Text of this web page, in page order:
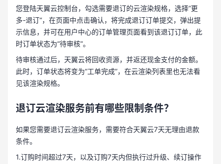
您登陆天翼云控制台，勾选需要退订的云渲染规格，选择”更
多-退订“，在页面中点击确认，将完成退订订单提交，弹出提
示信息，并可在用户中心的订单管理页面看到该退订订单，此
时订单状态为“待审核”。
待审核通过后，天翼云将回收资源，并返还现金支付的金额。
此时，订单状态将变为“工单完成”，在云渲染列表里也无法看
见该渲染规格。
退订云渲染服务前有哪些限制条件？
如果您需要退订云渲染服务，需要符合天翼云7天无理由退款
条件。
1.订购时间超过7天，以及订购7天内但执行过升级、续订操作